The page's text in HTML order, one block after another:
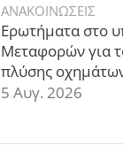
ΑΝΑΚΟΙΝΩΣΕΙΣ
Ερωτήματα στο
Μεταφορών για
πλύσης
5 Αυγ. 2026